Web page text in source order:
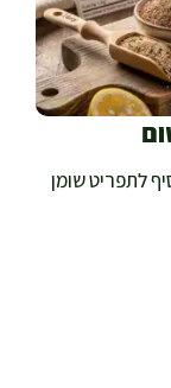
לתפריט שומן